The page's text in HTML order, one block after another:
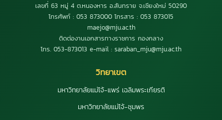
เลขที่ 63 หมู่ 4 ต.หนองหาร อ.สันทราย จ.เชียงใหม่ 50290
โทรศัพท์ : 053 873000 โทรสาร : 053 873015
maejo@mju.ac.th
ติดต่องานเอกสารทางราชการ กองกลาง
โทร. 053-873013 e-mail : saraban_mju@mju.ac.th
วิทยาเขต
มหาวิทยาลัยแม่โจ้-แพร่ เฉลิมพระเกียรติ
มหาวิทยาลัยแม่โจ้-ชุมพร